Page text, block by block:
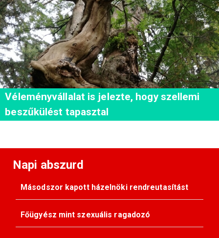
Véleményvállalat is jelezte, hogy szellemi
beszűkülést tapasztal
Napi abszurd
Másodszor kapott házelnöki rendreutasítást
Főügyész mint szexuális ragadozó